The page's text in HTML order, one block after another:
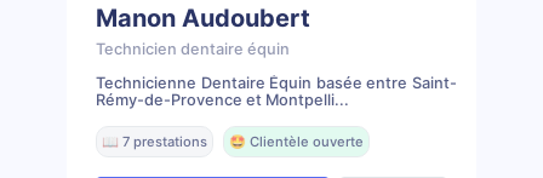
Manon Audoubert
Technicien dentaire équin
Technicienne Dentaire Équin basée entre Saint-
Rémy-de-Provence et Montpelli...
📖 7 prestations 🤩 Clientèle ouverte